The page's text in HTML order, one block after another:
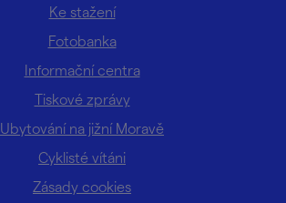
Ke stažení
Fotobanka
Informační centra
Tiskové zprávy
Ubytování na jižní Moravě
Cyklisté vítáni
Zásady cookies